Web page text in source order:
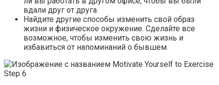
вдали друг от друга.
Найдите другие способы изменить свой образ
жизни и физическое окружение. Сделайте все
возможное, чтобы изменить свою жизнь и
избавиться от напоминаний о бывшем.